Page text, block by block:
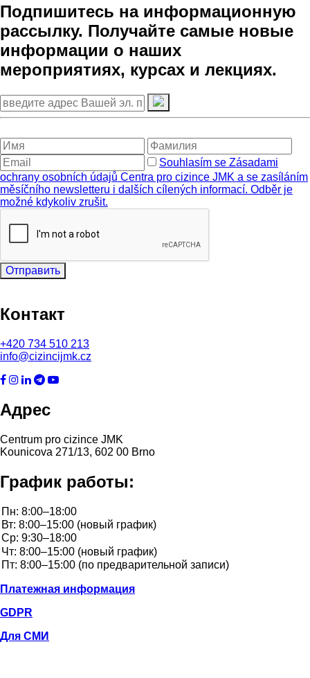
Подпишитесь на информационную
рассылку. Получайте самые новые
информации о наших
мероприятиях, курсах и лекциях.
Souhlasím se Zásadami
ochrany osobních údajů Centra pro cizince JMK a se zasíláním
měsíčního newsletteru i dalších cílených informací. Odběr je
možné kdykoliv zrušit.
Отправить
Контакт
+420 734 510 213
info@cizincijmk.cz
Адрес
Centrum pro cizince JMK
Kounicova 271/13, 602 00 Brno
График работы:
Платежная информация
GDPR
Для СМИ